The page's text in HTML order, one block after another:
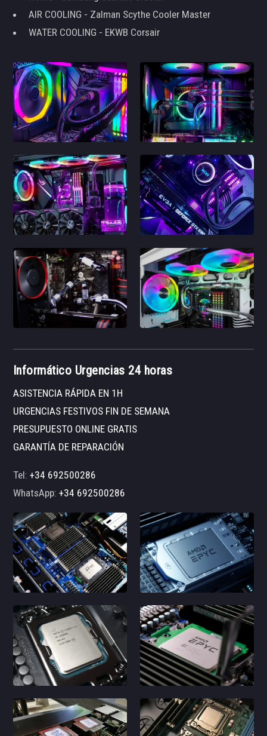
AIR COOLING - Zalman Scythe Cooler Master
WATER COOLING - EKWB Corsair
Informático Urgencias 24 horas
ASISTENCIA RÁPIDA EN 1H
URGENCIAS FESTIVOS FIN DE SEMANA
PRESUPUESTO ONLINE GRATIS
GARANTÍA DE REPARACIÓN
Tel:+34 692500286
WhatsApp:+34 692500286